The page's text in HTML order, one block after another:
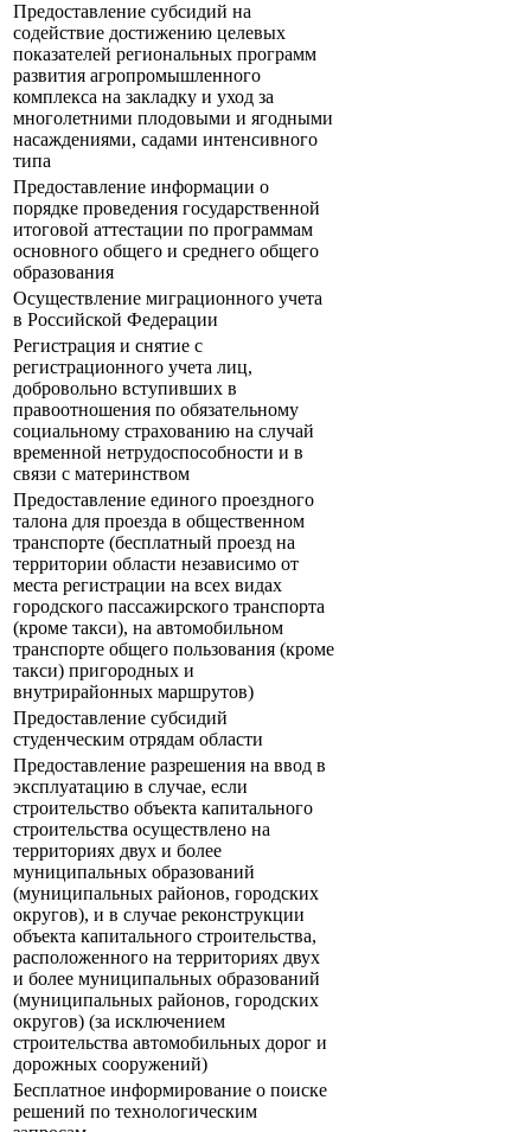
Предоставление субсидий на
содействие достижению целевых
показателей региональных программ
развития агропромышленного
комплекса на закладку и уход за
многолетними плодовыми и ягодными
насаждениями, садами интенсивного
типа
Предоставление информации о
порядке проведения государственной
итоговой аттестации по программам
основного общего и среднего общего
образования
Осуществление миграционного учета
в Российской Федерации
Регистрация и снятие с
регистрационного учета лиц,
добровольно вступивших в
правоотношения по обязательному
социальному страхованию на случай
временной нетрудоспособности и в
связи с материнством
Предоставление единого проездного
талона для проезда в общественном
транспорте (бесплатный проезд на
территории области независимо от
места регистрации на всех видах
городского пассажирского транспорта
(кроме такси), на автомобильном
транспорте общего пользования (кроме
такси) пригородных и
внутрирайонных маршрутов)
Предоставление субсидий
студенческим отрядам области
Предоставление разрешения на ввод в
эксплуатацию в случае, если
строительство объекта капитального
строительства осуществлено на
территориях двух и более
муниципальных образований
(муниципальных районов, городских
округов), и в случае реконструкции
объекта капитального строительства,
расположенного на территориях двух
и более муниципальных образований
(муниципальных районов, городских
округов) (за исключением
строительства автомобильных дорог и
дорожных сооружений)
Бесплатное информирование о поиске
решений по технологическим